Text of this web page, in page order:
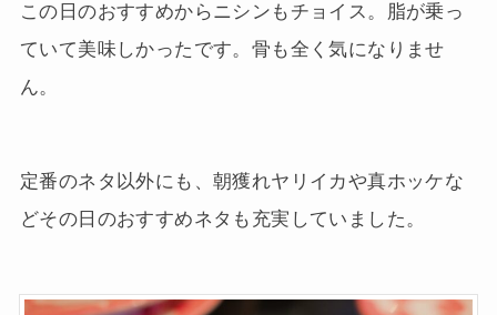
この日のおすすめからニシンもチョイス。脂が乗っ
ていて美味しかったです。骨も全く気になりませ
ん。
定番のネタ以外にも、朝獲れヤリイカや真ホッケな
どその日のおすすめネタも充実していました。